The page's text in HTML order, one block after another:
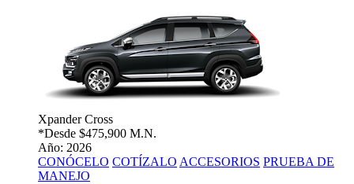
Xpander Cross
*Desde $475,900 M.N.
Año: 2026
CONÓCELO COTÍZALO ACCESORIOS PRUEBA DE
MANEJO